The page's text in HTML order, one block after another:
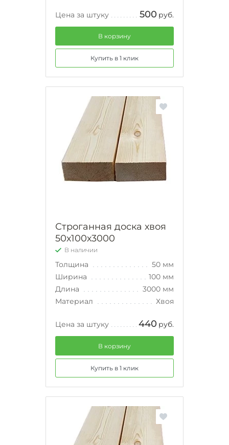
Цена за штуку 500 руб.
В корзину
Купить в 1 клик
Строганная доска хвоя
50х100х3000
В наличии
Толщина
50 мм
Ширина
100 мм
Длина
3000 мм
Материал
Хвоя
Цена за штуку 440 руб.
В корзину
Купить в 1 клик